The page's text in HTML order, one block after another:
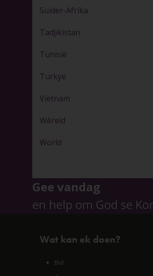
Suider-Afrika
Tadjikistan
Tunisië
Turkye
Viëtnam
Wêreld
World
Gee vandag
en help om God se
Wat kan ek doen?
Bid